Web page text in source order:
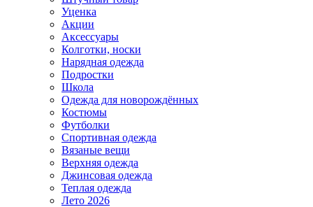
Уценка
Акции
Аксессуары
Колготки, носки
Нарядная одежда
Подростки
Школа
Одежда для новорождённых
Костюмы
Футболки
Спортивная одежда
Вязаные вещи
Верхняя одежда
Джинсовая одежда
Теплая одежда
Лето 2026